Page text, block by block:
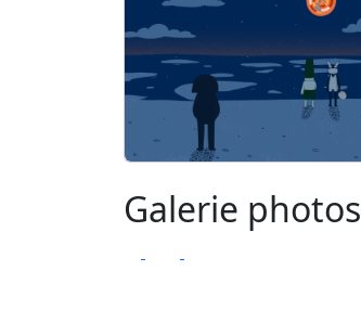
Galerie photos